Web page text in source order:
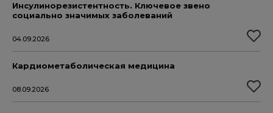
Инсулинорезистентность. Ключевое звено
социально значимых заболеваний
04.09.2026
Кардиометаболическая медицина
08.09.2026